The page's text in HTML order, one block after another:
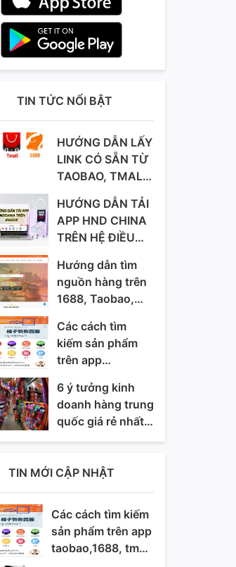
TIN TỨC NỔI BẬT
HƯỚNG DẪN LẤY
LINK CÓ SẴN TỪ
TAOBAO, TMALL,
HNDCHINA ĐỂ
LÊN ĐƠN HÀNG
TRÊN ANDROID
VÀ IPHONE
HƯỚNG DẪN TẢI
APP HND CHINA
TRÊN HỆ ĐIỀU
Hướng dẫn tìm
nguồn hàng trên
1688, Taobao,
mua hàng qua
website
Hangnoidiachina.
vn
Các cách tìm
kiếm sản phẩm
trên app
tmall nhanh nhât
6 ý tưởng kinh
doanh hàng trung
quốc giá rẻ nhất
TIN MỚI CẬP NHẬT
Các cách tìm kiếm
sản phẩm trên app
taobao,1688, tmall